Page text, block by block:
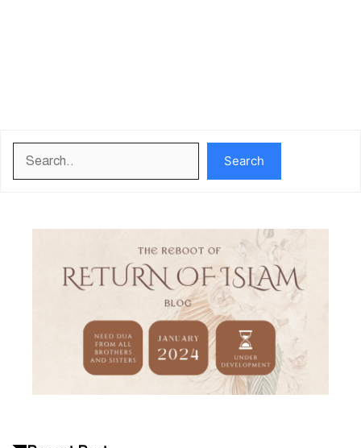
Search